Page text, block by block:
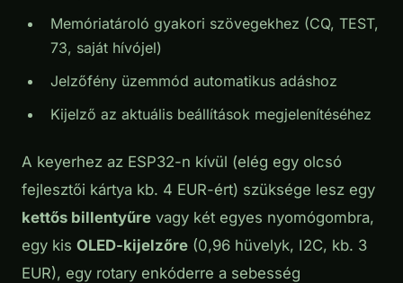
Memóriatároló gyakori szövegekhez (CQ, TEST,
73, saját hívójel)
Jelzőfény üzemmód automatikus adáshoz
Kijelző az aktuális beállítások megjelenítéséhez
A keyerhez az ESP32-n kívül (elég egy olcsó
fejlesztői kártya kb. 4 EUR-ért) szüksége lesz egy
kettős billentyűre vagy két egyes nyomógombra,
egy kis OLED-kijelzőre (0,96 hüvelyk, I2C, kb. 3
EUR), egy rotary enkóderre a sebesség